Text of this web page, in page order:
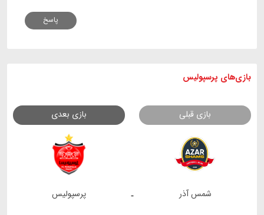
پاسخ
بازی های پرسپولیس
بازی قبلی بازی بعدی
- شمس آذر پرسپولیس